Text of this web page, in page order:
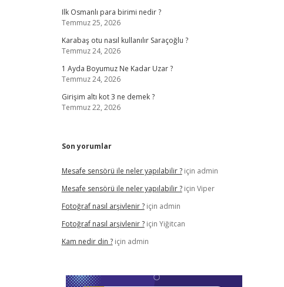
Ilk Osmanlı para birimi nedir ?
Temmuz 25, 2026
Karabaş otu nasıl kullanılır Saraçoğlu ?
Temmuz 24, 2026
1 Ayda Boyumuz Ne Kadar Uzar ?
Temmuz 24, 2026
Girişim altı kot 3 ne demek ?
Temmuz 22, 2026
Son yorumlar
Mesafe sensörü ile neler yapılabilir ?için admin
Mesafe sensörü ile neler yapılabilir ?için Viper
Fotoğraf nasıl arşivlenir ?için admin
Fotoğraf nasıl arşivlenir ?için Yiğitcan
Kam nedir din ?için admin